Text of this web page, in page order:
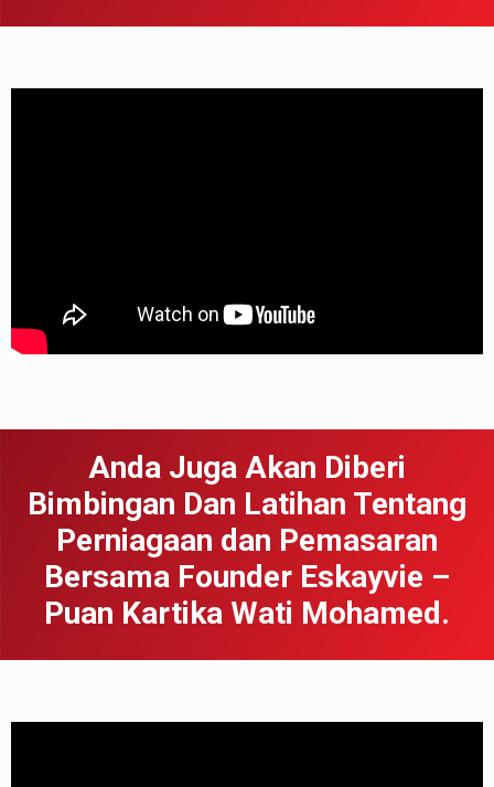
Anda Juga Akan Diberi
Bimbingan Dan Latihan Tentang
Perniagaan dan Pemasaran
Bersama Founder Eskayvie –
Puan Kartika Wati Mohamed.